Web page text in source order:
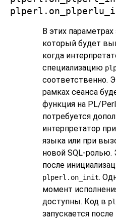
В этих параметрах
который будет
когда
специализацию
соответственно.
рамках сеанса
функция на PL/
потребуется
интерпретатор
языка или при
новой SQL-ролью.
после
plperl.on_init.
момент
доступны. Код в
запускается